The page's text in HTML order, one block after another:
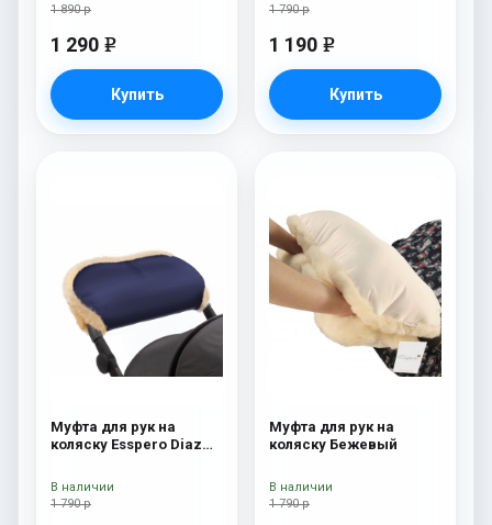
1 890 р
1 290 e
Купить
1 790 р
1 190 e
Купить
Муфта для рук на
коляску Esspero Diaz
Navy
1 790 р
В наличии
Муфта для рук на
коляску Бежевый
1 790 р
В наличии